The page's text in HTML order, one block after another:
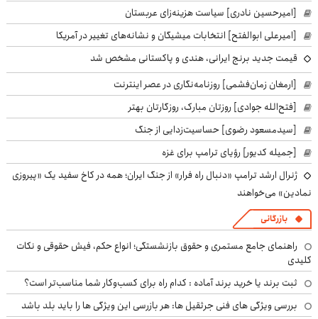
[امیرحسین نادری] سیاست هزینه‌زای عربستان
[امیرعلی ابوالفتح] انتخابات میشیگان و نشانه‌های تغییر در آمریکا
قیمت جدید برنج ایرانی، هندی و پاکستانی مشخص شد
[ارمغان زمان‌فشمی] روزنامه‌نگاری در عصر اینترنت
[فتح‌الله جوادی] روزتان مبارک، روزگارتان بهتر
[سیدمسعود رضوی] حساسیت‌زدایی از جنگ
[جمیله کدیور] رؤیای ترامپ برای غزه
ژنرال ارشد ترامپ «دنبال راه فرار» از جنگ ایران؛ همه در کاخ سفید یک «پیروزی
نمادین» می‌خواهند
بازرگانی
راهنمای جامع مستمری و حقوق بازنشستگی؛ انواع حکم، فیش حقوقی و نکات
کلیدی
ثبت برند یا خرید برند آماده : کدام راه برای کسب‌وکار شما مناسب‌تر است؟
بررسی ویژگی های فنی جرثقیل ها: هر بازرسی این ویژگی ها را باید بلد باشد